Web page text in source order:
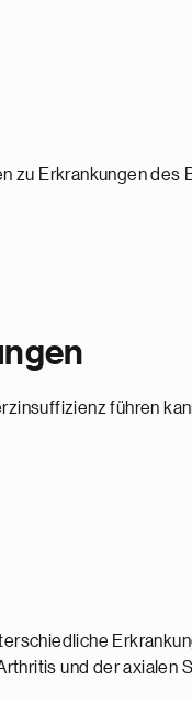
zu Erkrankungen des
führen
und der axialen